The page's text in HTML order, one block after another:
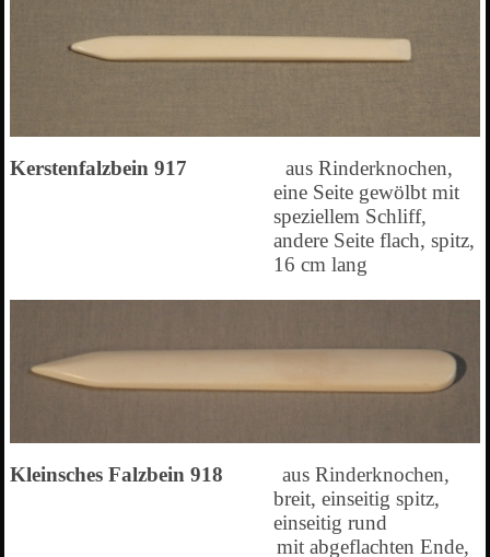
Kerstenfalzbein 917 aus Rinderknochen,
eine Seite gewölbt mit
speziellem Schliff,
andere Seite flach, spitz,
16 cm lang
Kleinsches Falzbein 918
aus Rinderknochen,
breit, einseitig spitz,
einseitig rund
mit abgeflachten Ende,